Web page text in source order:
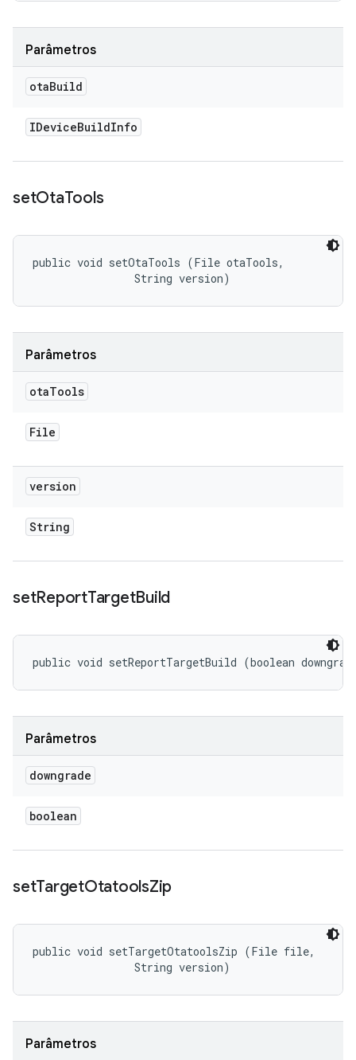
Parâmetros
otaBuild
IDeviceBuildInfo
setOtaTools
public void setOtaTools (File otaTools,
                String version)
Parâmetros
otaTools
File
version
String
setReportTargetBuild
public void setReportTargetBuild (boolean
Parâmetros
downgrade
boolean
setTargetOtatoolsZip
public void setTargetOtatoolsZip (File file,
                String version)
Parâmetros